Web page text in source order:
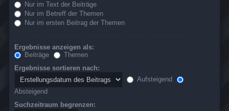
Nur im Text der Beiträge
Nur im Betreff der Themen
Nur im ersten Beitrag der Themen
Ergebnisse anzeigen als:
Beiträge
Themen
Ergebnisse sortieren nach:
Aufsteigend
Absteigend
Suchzeitraum begrenzen: